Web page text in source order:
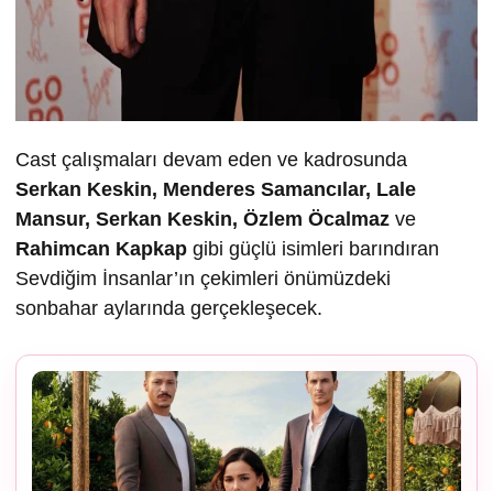
Cast çalışmaları devam eden ve kadrosunda
Serkan Keskin, Menderes Samancılar, Lale
Mansur, Serkan Keskin, Özlem Öcalmaz ve
Rahimcan Kapkap gibi güçlü isimleri barındıran
Sevdiğim İnsanlar’ın çekimleri önümüzdeki
sonbahar aylarında gerçekleşecek.